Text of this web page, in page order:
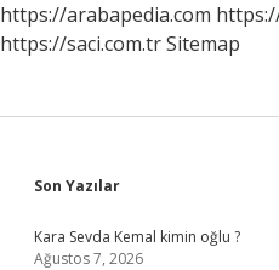
https://arabapedia.com
https://saci.com.trSitemap
Sidebar
Son Yazılar
Kara Sevda Kemal kimin oğlu ?
Ağustos 7, 2026